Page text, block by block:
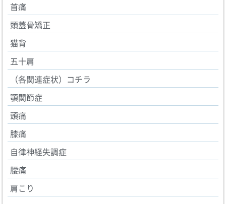
首痛
頭蓋骨矯正
猫背
五十肩
（各関連症状）コチラ
顎関節症
頭痛
膝痛
自律神経失調症
腰痛
肩こり